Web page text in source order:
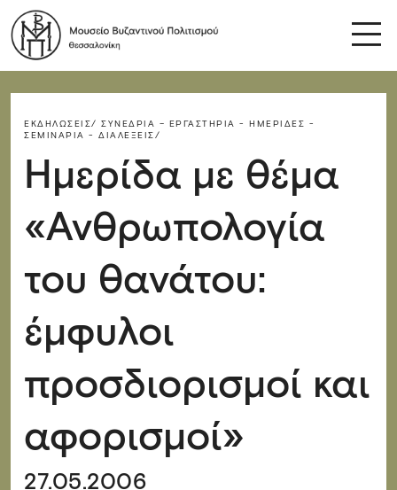
ΕΚΔΗΛΏΣΕΙΣ/ ΣΥΝΈΔΡΙΑ – ΕΡΓΑΣΤΉΡΙΑ - ΗΜΕΡΊΔΕΣ -
ΣΕΜΙΝΆΡΙΑ - ΔΙΑΛΈΞΕΙΣ/
Ημερίδα με θέμα
«Ανθρωπολογία
του θανάτου:
έμφυλοι
προσδιορισμοί και
αφορισμοί»
27.05.2006